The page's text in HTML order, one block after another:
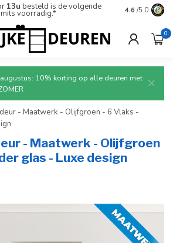
13u besteld is de volgende
voorradig.*
Ruim aanbod
deuren.
4.6 /5.0
0
10% korting op alle deuren met
- Maatwerk - Olijfgroen - 6 Vlaks -
- Maatwerk - Olijfgroen
glas - Luxe design